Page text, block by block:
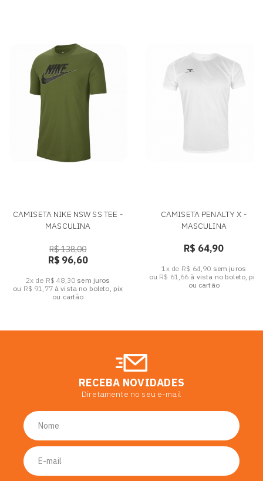
CAMISETA NIKE NSW SS TEE -
MASCULINA
R$ 138,00
R$ 96,60
2x de R$ 48,30 sem juros
ou R$ 91,77à vista no boleto, pix
ou cartão
CAMISETA PENALTY X -
MASCULINA
R$ 64,90
1x de R$ 64,90 sem juros
ou R$ 61,66 à vista no boleto, pix
ou cartão
RECEBA NOVIDADES
Diretamente no seu e-mail